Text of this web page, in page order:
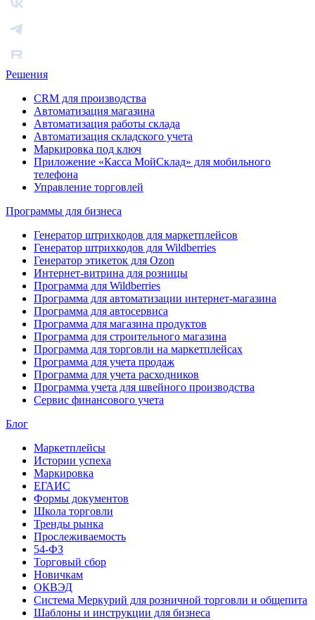
Решения
CRM для производства
Автоматизация магазина
Автоматизация работы склада
Автоматизация складского учета
Маркировка под ключ
Приложение «Касса МойСклад» для мобильного
телефона
Управление торговлей
Программы для бизнеса
Генератор штрихкодов для маркетплейсов
Генератор штрихкодов для Wildberries
Генератор этикеток для Ozon
Интернет-витрина для розницы
Программа для Wildberries
Программа для автоматизации интернет-магазина
Программа для автосервиса
Программа для магазина продуктов
Программа для строительного магазина
Программа для торговли на маркетплейсах
Программа для учета продаж
Программа для учета расходников
Программа учета для швейного производства
Сервис финансового учета
Блог
Маркетплейсы
Истории успеха
Маркировка
ЕГАИС
Формы документов
Школа торговли
Тренды рынка
Прослеживаемость
54-ФЗ
Торговый сбор
Новичкам
ОКВЭД
Система Меркурий для розничной торговли и общепита
Шаблоны и инструкции для бизнеса